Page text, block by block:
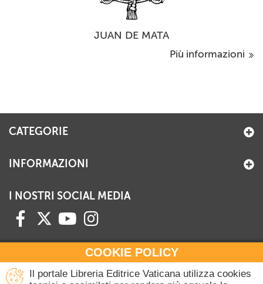
JUAN DE MATA
Più informazioni
COOKIE POLICY
Il portale Libreria Editrice Vaticana utilizza cookies
CATEGORIE
INFORMAZIONI
I NOSTRI SOCIAL MEDIA
HAI BISOGNO DI INFORMAZIONI?